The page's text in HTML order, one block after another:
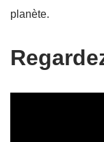
planète.